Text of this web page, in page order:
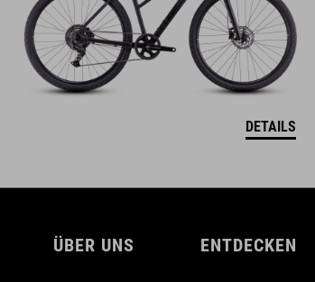
DETAILS
ÜBER UNS ENTDECKEN